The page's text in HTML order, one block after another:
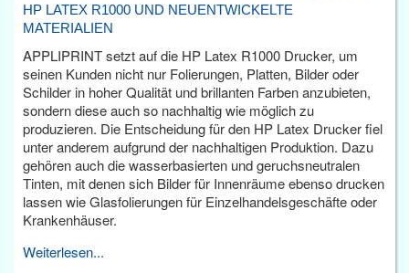
HP LATEX R1000 UND NEUENTWICKELTE
MATERIALIEN
APPLIPRINT setzt auf die HP Latex R1000 Drucker, um
seinen Kunden nicht nur Folierungen, Platten, Bilder oder
Schilder in hoher Qualität und brillanten Farben anzubieten,
sondern diese auch so nachhaltig wie möglich zu
produzieren. Die Entscheidung für den HP Latex Drucker fiel
unter anderem aufgrund der nachhaltigen Produktion. Dazu
gehören auch die wasserbasierten und geruchsneutralen
Tinten, mit denen sich Bilder für Innenräume ebenso drucken
lassen wie Glasfolierungen für Einzelhandelsgeschäfte oder
Krankenhäuser.
Weiterlesen...